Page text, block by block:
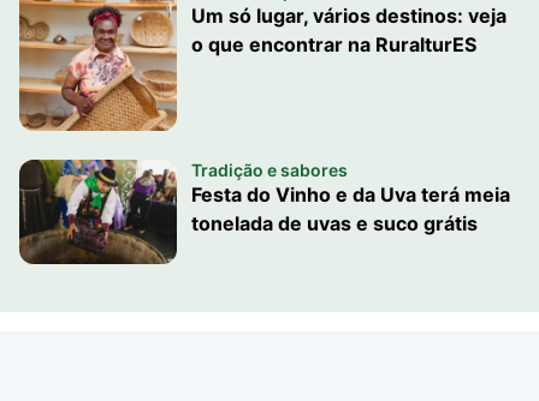
Um só lugar, vários destinos: veja
o que encontrar na RuralturES
Tradição e sabores
Festa do Vinho e da Uva terá meia
tonelada de uvas e suco grátis